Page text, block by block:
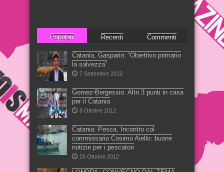
Popolari Recenti Commenti
Catania, Gasparin: “Obiettivo primario
la salvezza”
7 Settembre 2012
Gomez-Bergessio. Altri 3 punti in casa
per il Catania
8 Ottobre 2012
Catania: Pesca, Incontro col
commissario Cosimo Aiello: buone
notizie per i pescatori
25 Ottobre 2012